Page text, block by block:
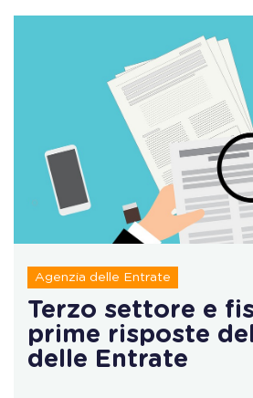
Agenzia delle Entrate
Terzo settore e
prime risposte
delle Entrate